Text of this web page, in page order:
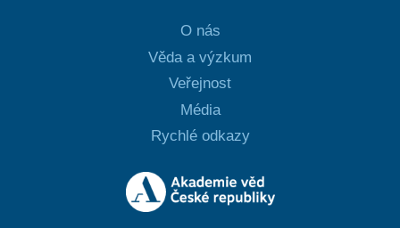
O nás
Věda a výzkum
Veřejnost
Média
Rychlé odkazy